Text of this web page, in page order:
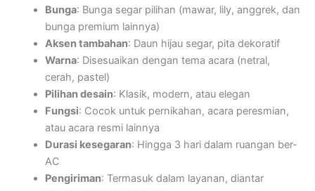
Bunga: Bunga segar pilihan (mawar, lily, anggrek, dan
bunga premium lainnya)
Aksen tambahan: Daun hijau segar, pita dekoratif
Warna: Disesuaikan dengan tema acara (netral,
cerah, pastel)
Pilihan desain: Klasik, modern, atau elegan
Fungsi: Cocok untuk pernikahan, acara peresmian,
atau acara resmi lainnya
Durasi kesegaran: Hingga 3 hari dalam ruangan ber-
AC
Pengiriman: Termasuk dalam layanan, diantar